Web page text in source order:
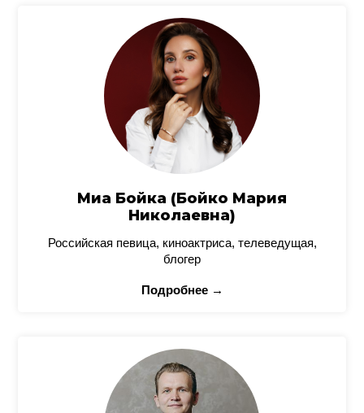
Миа Бойка (Бойко Мария
Николаевна)
Российская певица, киноактриса, телеведущая,
блогер
Подробнее →